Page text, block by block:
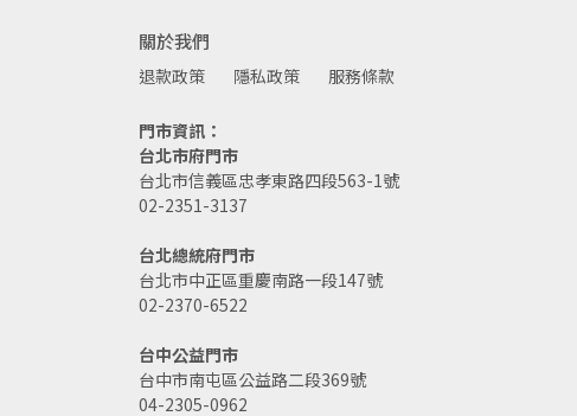
關於我們
退款政策 隱私政策 服務條款
門市資訊：
台北市府門市
台北市信義區忠孝東路四段563-1號
02-2351-3137
台北總統府門市
台北市中正區重慶南路一段147號
02-2370-6522
台中公益門市
台中市南屯區公益路二段369號
04-2305-0962